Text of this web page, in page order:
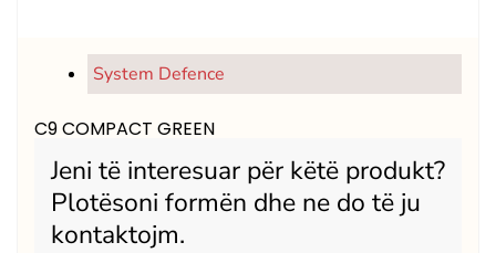
System Defence
C9 COMPACT GREEN
Jeni të interesuar për këtë produkt?
Plotësoni formën dhe ne do të ju
kontaktojm.